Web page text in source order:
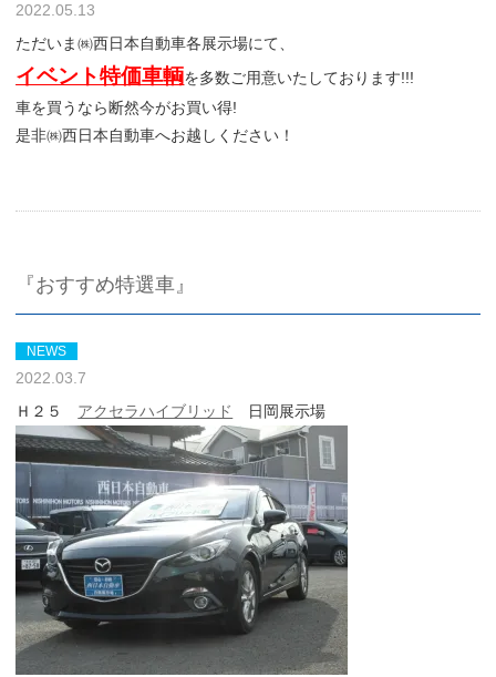
2022.05.13
ただいま㈱西日本自動車各展示場にて、
イベント特価車輌を多数ご用意いたしております!!!
車を買うなら断然今がお買い得!
是非㈱西日本自動車へお越しください！
『おすすめ特選車』
NEWS
2022.03.7
Ｈ２５ アクセラハイブリッド 日岡展示場